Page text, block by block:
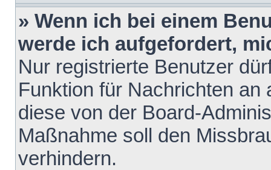
» Wenn ich bei einem
werde ich aufgefordert,
Nur registrierte Benutzer
Funktion für Nachrichten
diese von der Board-
Maßnahme soll den
verhindern.